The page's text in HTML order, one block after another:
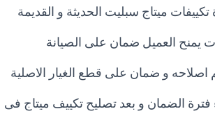
ميتاج سبليت الحديثة و القديمة
يمنح العميل ضمان على الصيانة
و ضمان على قطع الغيار الاصلية
فترة الضمان و بعد تصليح تكييف ميتاج فى